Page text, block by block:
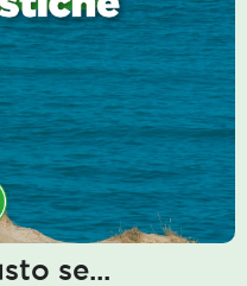
se...